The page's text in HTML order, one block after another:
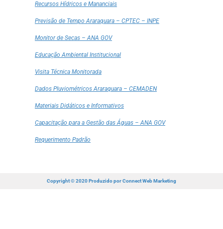
Recursos Hídricos e Mananciais
Previsão de Tempo Araraquara – CPTEC – INPE
Monitor de Secas – ANA GOV
Educação Ambiental Institucional
Visita Técnica Monitorada
Dados Pluviométricos Araraquara – CEMADEN
Materiais Didáticos e Informativos
Capacitação para a Gestão das Águas – ANA GOV
Requerimento Padrão
Copyright © 2020 Produzido porConnect Web Marketing